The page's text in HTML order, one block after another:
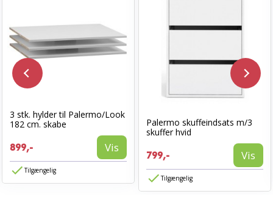
3 stk. hylder til Palermo/Look
182 cm. skabe
899,- Vis
Tilgængelig
Palermo skuffeindsats m/3
skuffer hvid
799,- Vis
Tilgængelig